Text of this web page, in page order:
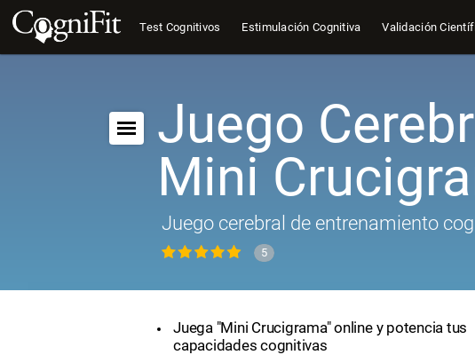
Test Cognitivos Estimulación Cognitiva Validación
Juego
Mini
Juego cerebral de entrenamiento
5
Juega "Mini Crucigrama" online y potencia tus
capacidades cognitivas